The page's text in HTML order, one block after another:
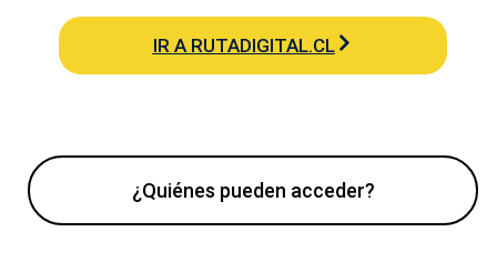
¿Quiénes pueden acceder?
IR A RUTADIGITAL.CL